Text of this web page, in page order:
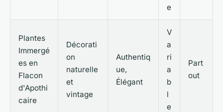
e
Plantes
Immergé
es en
Flacon
d'Apothi
caire
Décorati
on
naturelle
et
vintage
Authentiq
ue,
Élégant
V
a
ri
a
b
l
e
Part
out